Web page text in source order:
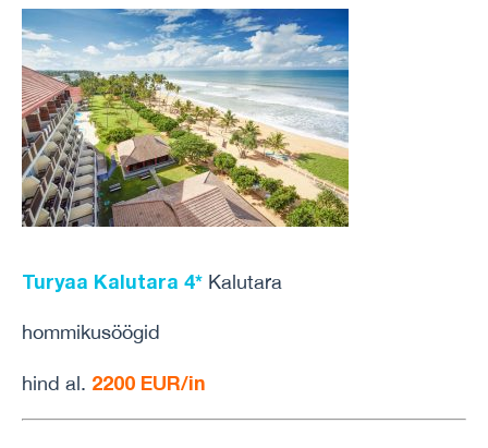
Turyaa Kalutara 4* Kalutara
hommikusöögid
hind al. 2200 EUR/in